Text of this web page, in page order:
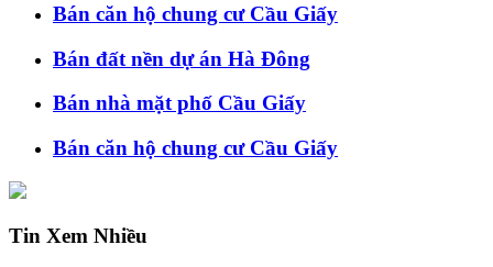
Bán căn hộ chung cư Cầu Giấy
Bán đất nền dự án Hà Đông
Bán nhà mặt phố Cầu Giấy
Bán căn hộ chung cư Cầu Giấy
Tin Xem Nhiều